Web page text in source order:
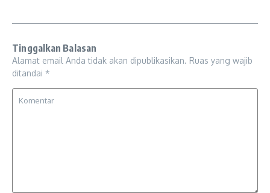
Tinggalkan Balasan
Alamat email Anda tidak akan dipublikasikan. Ruas yang wajib
ditandai *